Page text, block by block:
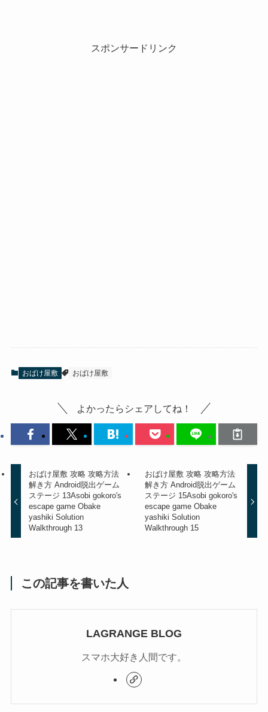
スポンサードリンク
おばけ屋敷 おばけ屋敷
よかったらシェアしてね！
おばけ屋敷 攻略 攻略方法
解き方 Android脱出ゲーム
ステージ 13Asobi gokoro's
escape game Obake
yashiki Solution
Walkthrough 13
おばけ屋敷 攻略 攻略方法
解き方 Android脱出ゲーム
ステージ 15Asobi gokoro's
escape game Obake
yashiki Solution
Walkthrough 15
この記事を書いた人
LAGRANGE BLOG
スマホ大好き人間です。